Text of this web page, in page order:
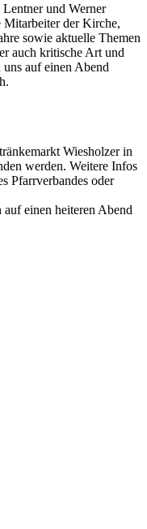
und Werner
Mitarbeiter der Kirche,
sowie aktuelle Themen
auch kritische Art und
uns auf einen Abend
Wiesholzer in
werden. Weitere Infos
Pfarrverbandes oder
einen heiteren Abend